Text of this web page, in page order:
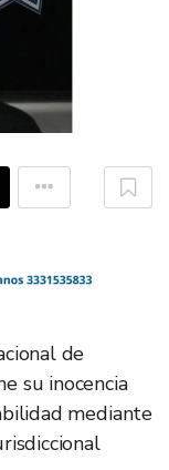
de
su inocencia
mediante